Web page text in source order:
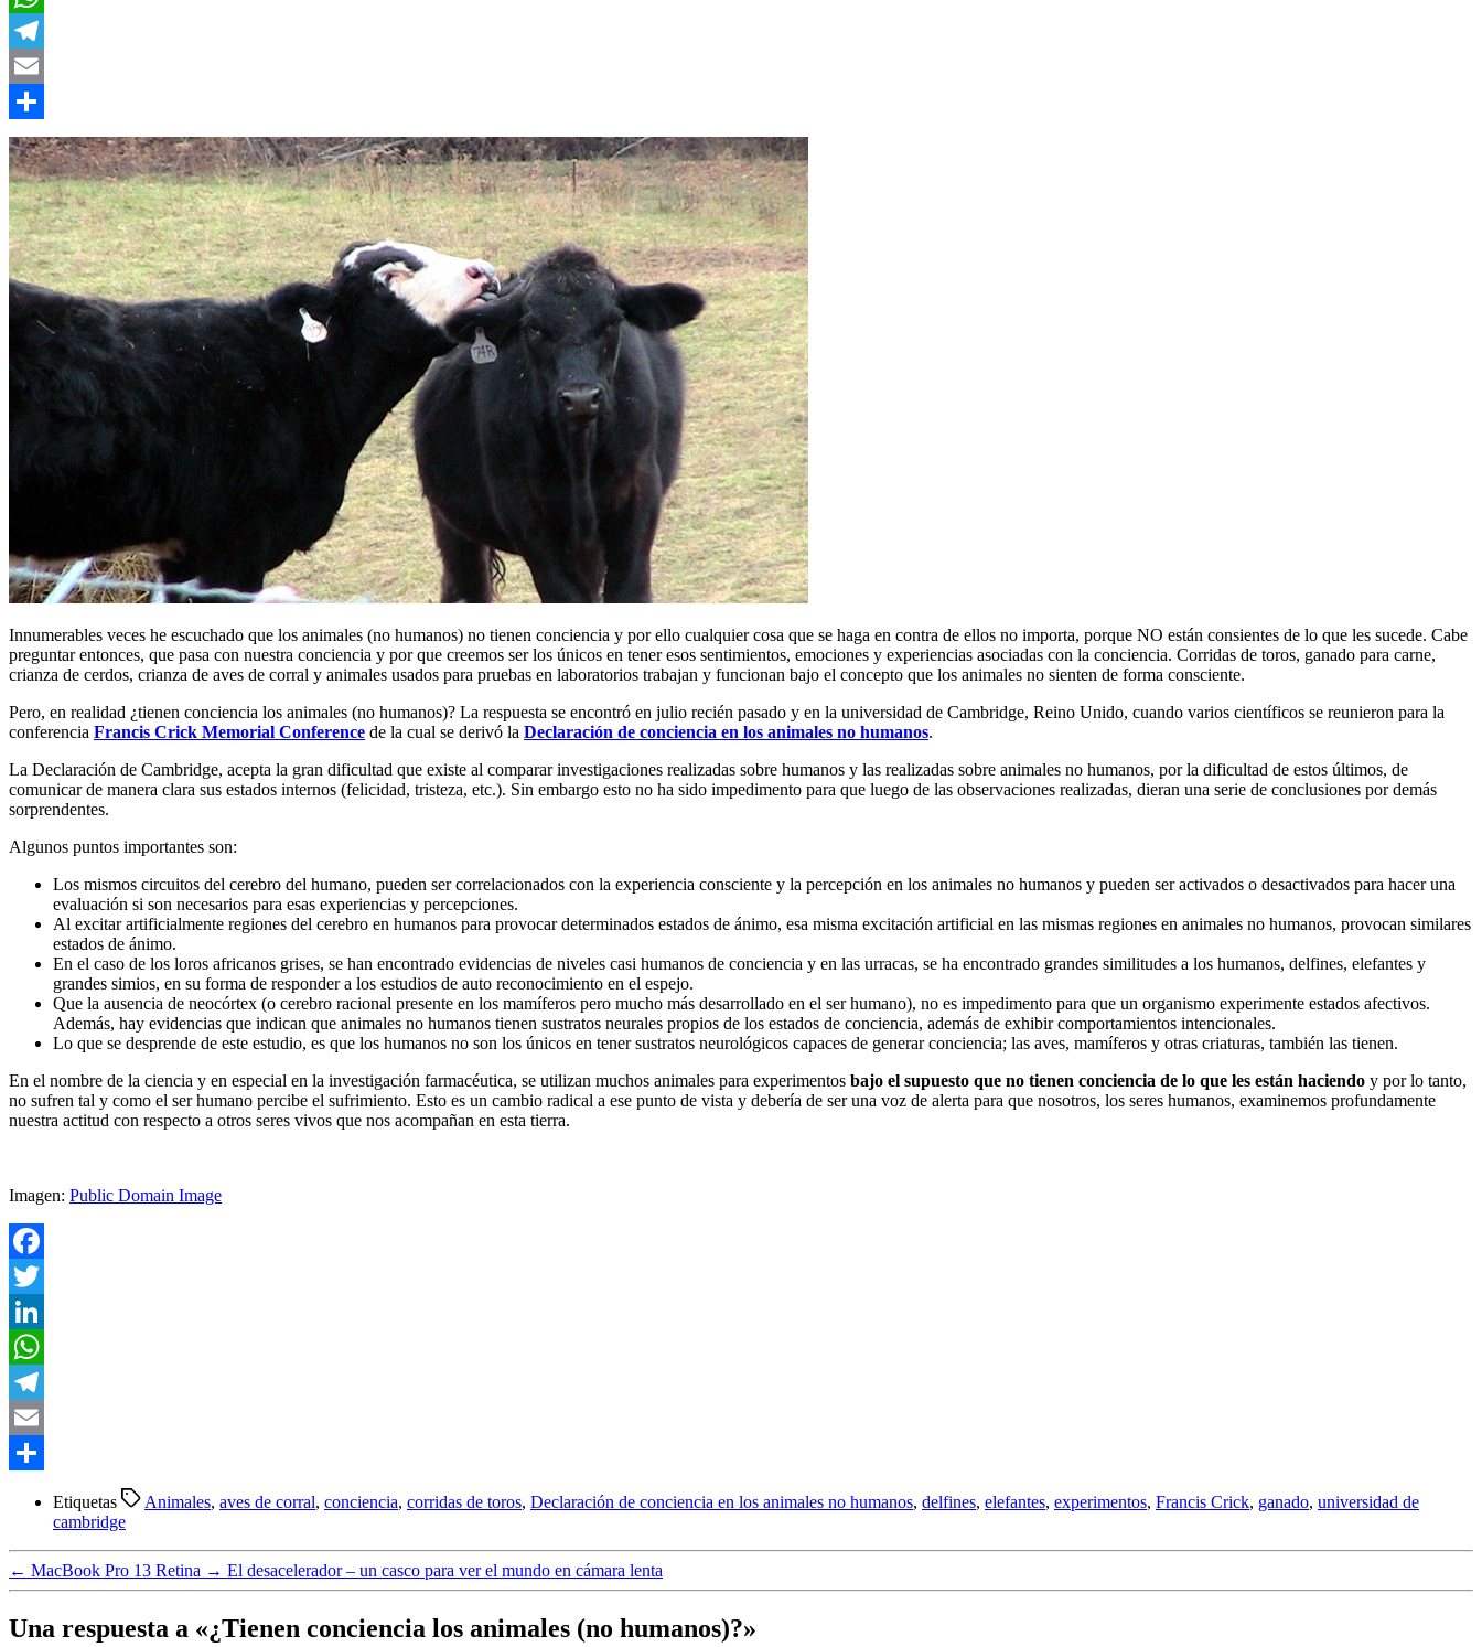
WhatsApp
Telegram
Email
Compartir
Innumerables veces he escuchado que los animales (no humanos) no tienen conciencia y por ello cualquier cosa que se haga en contra de ellos no importa, porque NO están consientes de lo que les sucede. Cabe
preguntar entonces, que pasa con nuestra conciencia y por que creemos ser los únicos en tener esos sentimientos, emociones y experiencias asociadas con la conciencia. Corridas de toros, ganado para carne,
crianza de cerdos, crianza de aves de corral y animales usados para pruebas en laboratorios trabajan y funcionan bajo el concepto que los animales no sienten de forma consciente.
Pero, en realidad ¿tienen conciencia los animales (no humanos)? La respuesta se encontró en julio recién pasado y en la universidad de Cambridge, Reino Unido, cuando varios científicos se reunieron para la
conferencia Francis Crick Memorial Conference de la cual se derivó la Declaración de conciencia en los animales no humanos.
La Declaración de Cambridge, acepta la gran dificultad que existe al comparar investigaciones realizadas sobre humanos y las realizadas sobre animales no humanos, por la dificultad de estos últimos, de
comunicar de manera clara sus estados internos (felicidad, tristeza, etc.). Sin embargo esto no ha sido impedimento para que luego de las observaciones realizadas, dieran una serie de conclusiones por demás
sorprendentes.
Algunos puntos importantes son:
Los mismos circuitos del cerebro del humano, pueden ser correlacionados con la experiencia consciente y la percepción en los animales no humanos y pueden ser activados o desactivados para hacer una
evaluación si son necesarios para esas experiencias y percepciones.
Al excitar artificialmente regiones del cerebro en humanos para provocar determinados estados de ánimo, esa misma excitación artificial en las mismas regiones en animales no humanos, provocan similares
estados de ánimo.
En el caso de los loros africanos grises, se han encontrado evidencias de niveles casi humanos de conciencia y en las urracas, se ha encontrado grandes similitudes a los humanos, delfines, elefantes y
grandes simios, en su forma de responder a los estudios de auto reconocimiento en el espejo.
Que la ausencia de neocórtex (o cerebro racional presente en los mamíferos pero mucho más desarrollado en el ser humano), no es impedimento para que un organismo experimente estados afectivos.
Además, hay evidencias que indican que animales no humanos tienen sustratos neurales propios de los estados de conciencia, además de exhibir comportamientos intencionales.
Lo que se desprende de este estudio, es que los humanos no son los únicos en tener sustratos neurológicos capaces de generar conciencia; las aves, mamíferos y otras criaturas, también las tienen.
En el nombre de la ciencia y en especial en la investigación farmacéutica, se utilizan muchos animales para experimentos bajo el supuesto que no tienen conciencia de lo que les están haciendo y por lo tanto,
no sufren tal y como el ser humano percibe el sufrimiento. Esto es un cambio radical a ese punto de vista y debería de ser una voz de alerta para que nosotros, los seres humanos, examinemos profundamente
nuestra actitud con respecto a otros seres vivos que nos acompañan en esta tierra.
Imagen: Public Domain Image
Facebook
Twitter
LinkedIn
WhatsApp
Telegram
Email
Etiquetas Animales, aves de corral, conciencia, corridas de toros, Declaración de conciencia en los animales no humanos, delfines, elefantes, experimentos, Francis Crick, ganado, universidad de
cambridge
← MacBook Pro 13 Retina → El desacelerador – un casco para ver el mundo en cámara lenta
Una respuesta a «¿Tienen conciencia los animales (no humanos)?»